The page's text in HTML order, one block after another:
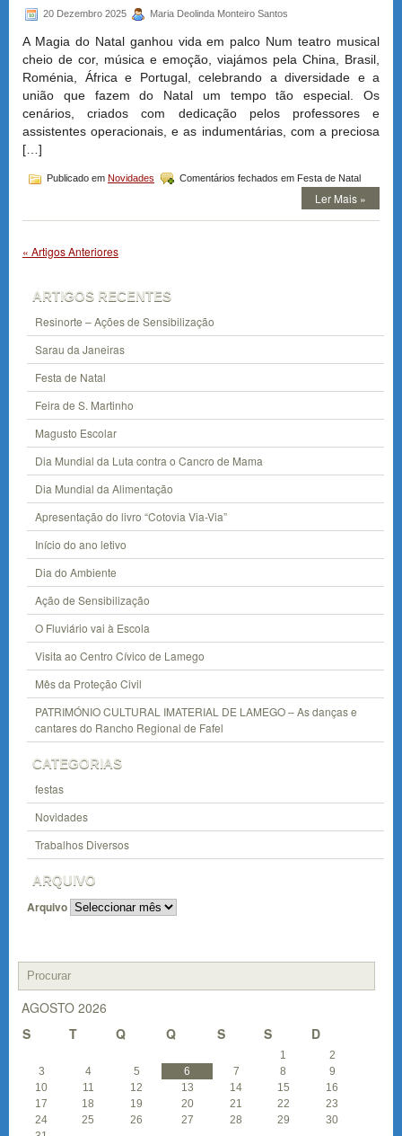
20 Dezembro 2025 Maria Deolinda Monteiro Santos
A Magia do Natal ganhou vida em palco Num teatro musical
cheio de cor, música e emoção, viajámos pela China, Brasil,
Roménia, África e Portugal, celebrando a diversidade e a
união que fazem do Natal um tempo tão especial. Os
cenários, criados com dedicação pelos professores e
assistentes operacionais, e as indumentárias, com a preciosa
[…]
Publicado em Novidades Comentários fechados em Festa de Natal
Ler Mais »
« Artigos Anteriores
ARTIGOS RECENTES
Resinorte – Ações de Sensibilização
Sarau da Janeiras
Festa de Natal
Feira de S. Martinho
Magusto Escolar
Dia Mundial da Luta contra o Cancro de Mama
Dia Mundial da Alimentação
Apresentação do livro “Cotovia Via-Via”
Início do ano letivo
Dia do Ambiente
Ação de Sensibilização
O Fluviário vai à Escola
Visita ao Centro Cívico de Lamego
Mês da Proteção Civil
PATRIMÓNIO CULTURAL IMATERIAL DE LAMEGO – As danças e
cantares do Rancho Regional de Fafel
CATEGORIAS
festas
Novidades
Trabalhos Diversos
ARQUIVO
Arquivo
AGOSTO 2026
S
T Q Q S S D
1
2
3
4 5 6 7 8
9
10
11 12 13 14 15
16
17
18 19 20 21 22
23
24
25 26 27 28 29
30